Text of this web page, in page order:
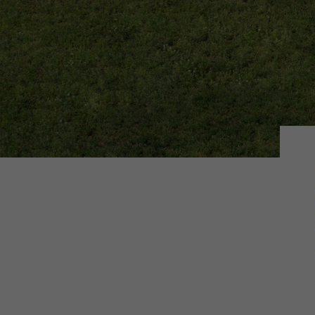
Hier
Ihre